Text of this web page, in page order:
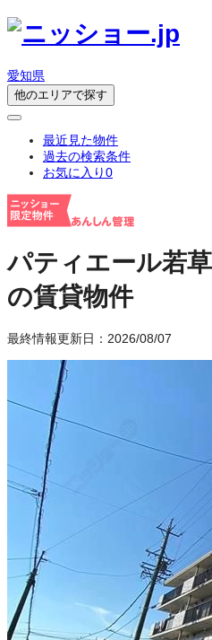
愛知県
他のエリアで探す
最近見た物件
過去の検索条件
お気に入り0
パティエール若草
の賃貸物件
最終情報更新日：2026/08/07